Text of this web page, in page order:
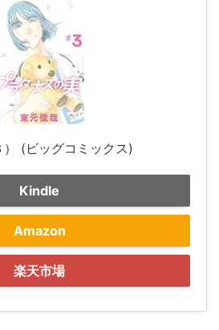
(ビッグコミックス)
Kindle
Amazon
楽天市場